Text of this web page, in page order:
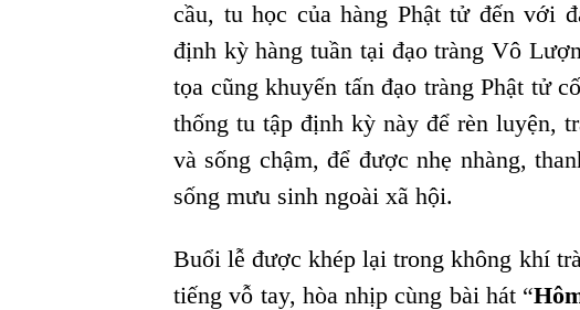
cầu, tu học của hàng Phật tử đến với
định kỳ hàng tuần tại đạo tràng Vô
tọa cũng khuyến tấn đạo tràng Phật tử
thống tu tập định kỳ này để rèn luyện,
và sống chậm, để được nhẹ nhàng,
sống mưu sinh ngoài xã hội.
Buổi lễ được khép lại trong không khí
tiếng vỗ tay, hòa nhịp cùng bài hát “